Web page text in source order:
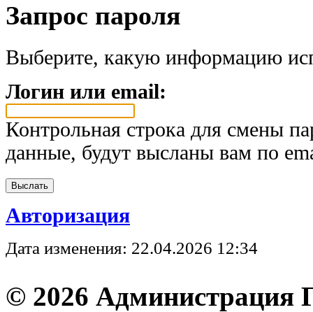
Запрос пароля
Выберите, какую информацию
Логин или email:
Контрольная строка для смены
данные, будут высланы вам по
Авторизация
Дата изменения: 22.04.2026 12:34
© 2026 Администрация